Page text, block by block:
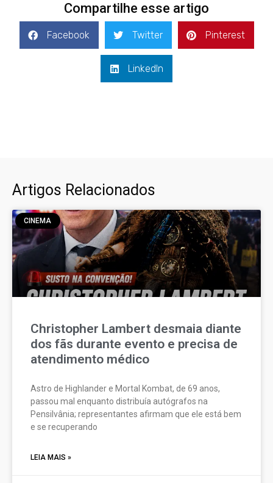
Compartilhe esse artigo
Facebook Twitter Pinterest
LinkedIn
Artigos Relacionados
CINEMA
Christopher Lambert desmaia diante
dos fãs durante evento e precisa de
atendimento médico
Astro de Highlander e Mortal Kombat, de 69 anos,
passou mal enquanto distribuía autógrafos na
Pensilvânia; representantes afirmam que ele está bem
e se recuperando
LEIA MAIS »